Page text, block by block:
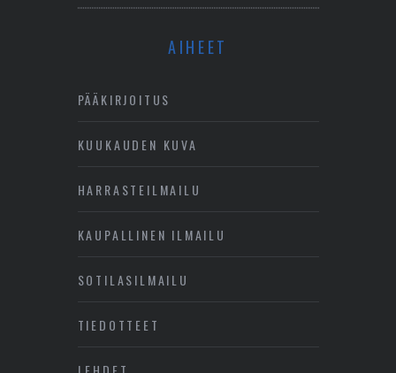
AIHEET
PÄÄKIRJOITUS
KUUKAUDEN KUVA
HARRASTEILMAILU
KAUPALLINEN ILMAILU
SOTILASILMAILU
TIEDOTTEET